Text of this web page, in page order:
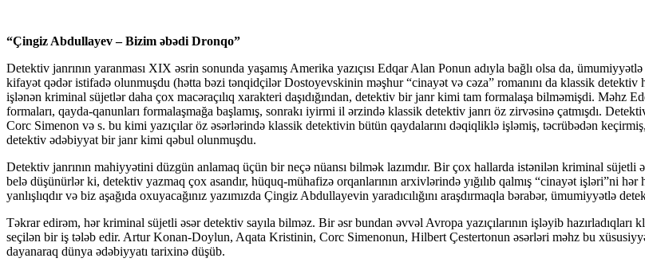
“Çingiz Abdullayev – Bizim əbədi Dronqo”
Detektiv janrının yaranması XIX əsrin sonunda yaşamış Amerika yazıçısı Edqar Alan Ponun adıyla bağlı olsa da,
kifayət qədər istifadə olunmuşdu (hətta bəzi tənqidçilər Dostoyevskinin məşhur “cinayət və cəza” romanını da klassik
işlənən kriminal süjetlər daha çox macəraçılıq xarakteri daşıdığından, detektiv bir janr kimi tam formalaşa bilməmişdi. Məhz
formaları, qayda-qanunları formalaşmağa başlamış, sonrakı iyirmi il ərzində klassik detektiv janrı öz zirvəsinə çatmışdı.
Corc Simenon və s. bu kimi yazıçılar öz əsərlərində klassik detektivin bütün qaydalarını dəqiqliklə işləmiş, təcrübədən
detektiv ədəbiyyat bir janr kimi qəbul olunmuşdu.
Detektiv janrının mahiyyətini düzgün anlamaq üçün bir neçə nüansı bilmək lazımdır. Bir çox hallarda istənilən kriminal
belə düşünürlər ki, detektiv yazmaq çox asandır, hüquq-mühafizə orqanlarının arxivlərində yığılıb qalmış “cinayət işləri”ni
yanlışlıqdır və biz aşağıda oxuyacağınız yazımızda Çingiz Abdullayevin yaradıcılığını araşdırmaqla bərabər, ümumiyyətlə
Təkrar edirəm, hər kriminal süjetli əsər detektiv sayıla bilməz. Bir əsr bundan əvvəl Avropa yazıçılarının işləyib
seçilən bir iş tələb edir. Artur Konan-Doylun, Aqata Kristinin, Corc Simenonun, Hilbert Çestertonun əsərləri məhz bu
dayanaraq dünya ədəbiyyatı tarixinə düşüb.